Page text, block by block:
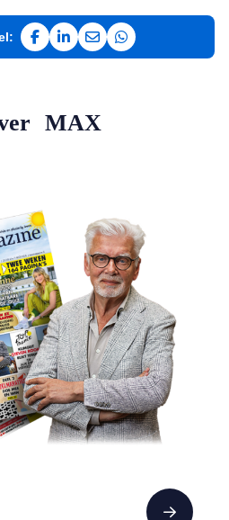
Deel op Facebook
Deel op LinkedIn
Deel via e-mail
Deel via
MAX